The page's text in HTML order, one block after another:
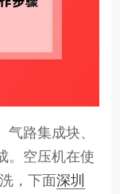
路集成块、
。空压机在使
，下面深圳